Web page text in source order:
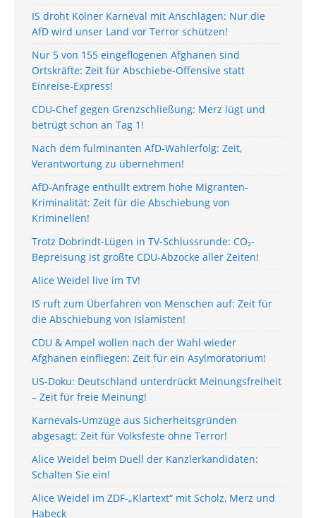
IS droht Kölner Karneval mit Anschlägen: Nur die
AfD wird unser Land vor Terror schützen!
Nur 5 von 155 eingeflogenen Afghanen sind
Ortskräfte: Zeit für Abschiebe-Offensive statt
Einreise-Express!
CDU-Chef gegen Grenzschließung: Merz lügt und
betrügt schon an Tag 1!
Nach dem fulminanten AfD-Wahlerfolg: Zeit,
Verantwortung zu übernehmen!
AfD-Anfrage enthüllt extrem hohe Migranten-
Kriminalität: Zeit für die Abschiebung von
Kriminellen!
Trotz Dobrindt-Lügen in TV-Schlussrunde: CO₂-
Bepreisung ist größte CDU-Abzocke aller Zeiten!
Alice Weidel live im TV!
IS ruft zum Überfahren von Menschen auf: Zeit für
die Abschiebung von Islamisten!
CDU & Ampel wollen nach der Wahl wieder
Afghanen einfliegen: Zeit für ein Asylmoratorium!
US-Doku: Deutschland unterdrückt Meinungsfreiheit
– Zeit für freie Meinung!
Karnevals-Umzüge aus Sicherheitsgründen
abgesagt: Zeit für Volksfeste ohne Terror!
Alice Weidel beim Duell der Kanzlerkandidaten:
Schalten Sie ein!
Alice Weidel im ZDF-„Klartext“ mit Scholz, Merz und
Habeck